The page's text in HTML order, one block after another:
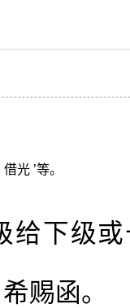
光 ’等。
下级
赐函。